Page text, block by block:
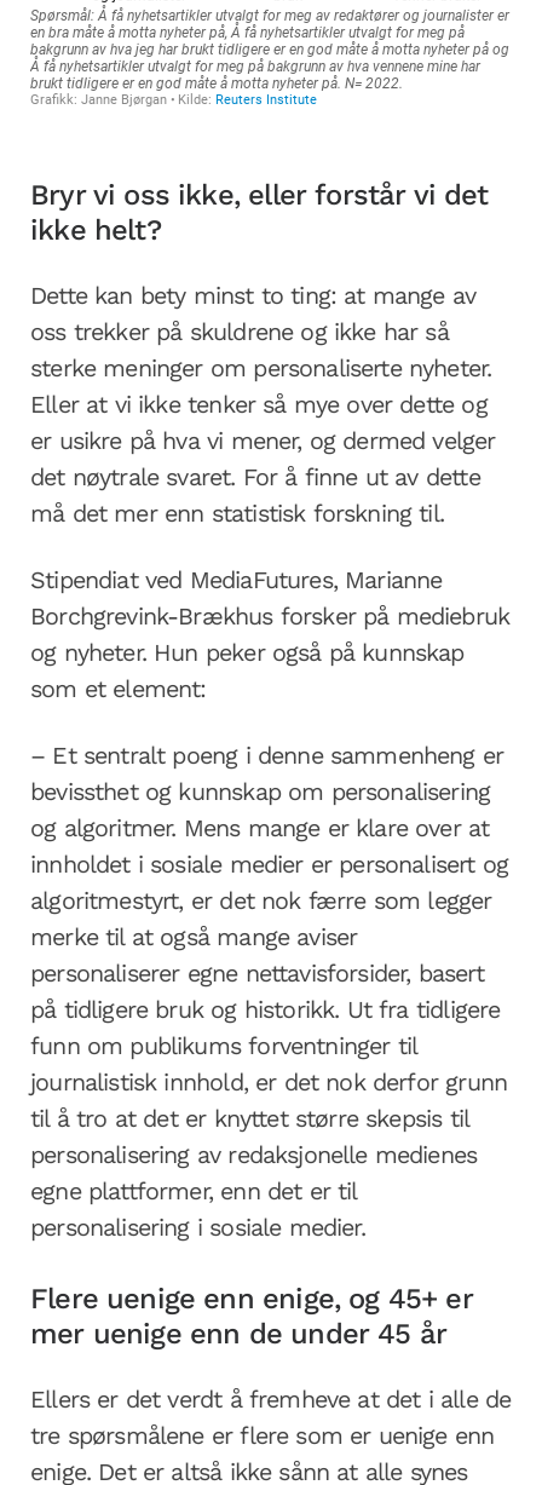
Bryr vi oss ikke, eller forstår vi det
ikke helt?
Dette kan bety minst to ting: at mange av
oss trekker på skuldrene og ikke har så
sterke meninger om personaliserte nyheter.
Eller at vi ikke tenker så mye over dette og
er usikre på hva vi mener, og dermed velger
det nøytrale svaret. For å finne ut av dette
må det mer enn statistisk forskning til.
Stipendiat ved MediaFutures, Marianne
Borchgrevink-Brækhus forsker på mediebruk
og nyheter. Hun peker også på kunnskap
som et element:
– Et sentralt poeng i denne sammenheng er
bevissthet og kunnskap om personalisering
og algoritmer. Mens mange er klare over at
innholdet i sosiale medier er personalisert og
algoritmestyrt, er det nok færre som legger
merke til at også mange aviser
personaliserer egne nettavisforsider, basert
på tidligere bruk og historikk. Ut fra tidligere
funn om publikums forventninger til
journalistisk innhold, er det nok derfor grunn
til å tro at det er knyttet større skepsis til
personalisering av redaksjonelle medienes
egne plattformer, enn det er til
personalisering i sosiale medier.
Flere uenige enn enige, og 45+ er
mer uenige enn de under 45 år
Ellers er det verdt å fremheve at det i alle de
tre spørsmålene er flere som er uenige enn
enige. Det er altså ikke sånn at alle synes